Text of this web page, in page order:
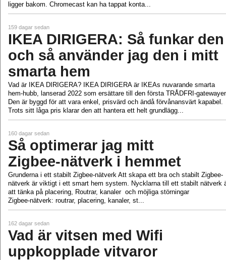
ligger bakom. Chromecast kan ha tappat konta...
159 dagar sedan
IKEA DIRIGERA: Så funkar den
och så använder jag den i mitt
smarta hem
Vad är IKEA DIRIGERA? IKEA DIRIGERA är IKEAs nuvarande smarta
hem‑hubb, lanserad 2022 som ersättare till den första
Den är byggd för att vara enkel, prisvärd och ändå förvånansvärt kapabel.
Trots sitt låga pris klarar den att hantera ett helt grundlägg...
160 dagar sedan
Så optimerar jag mitt
Zigbee‑nätverk i hemmet
Grunderna i ett stabilt Zigbee‑nätverk Att skapa ett bra och stabilt Zigbee-
nätverk är viktigt i ett smart hem system. Nycklarna till ett stabilt nätverk
att tänka på placering, Routrar, kanaler och möjliga störningar
Zigbee‑nätverk: routrar, placering, kanaler, st...
162 dagar sedan
Vad är vitsen med Wifi
uppkopplade vitvaror